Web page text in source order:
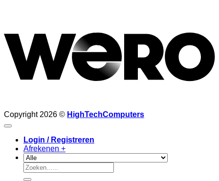
Copyright 2026 © HighTechComputers
Login / Registreren
Afrekenen +
Zoeken
naar: